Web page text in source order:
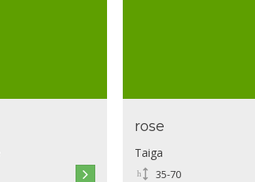
rose
Taiga
35-70